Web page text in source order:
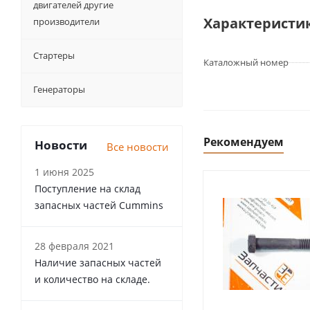
Каталожный номер
Рекомендуем
двигателей другие
производители
Стартеры
Генераторы
Новости Все новости
1 июня 2025
Поступление на склад
запасных частей Cummins
28 февраля 2021
Наличие запасных частей
и количество на складе.